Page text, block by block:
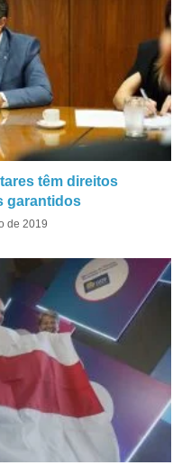
têm direitos
garantidos
de 2019